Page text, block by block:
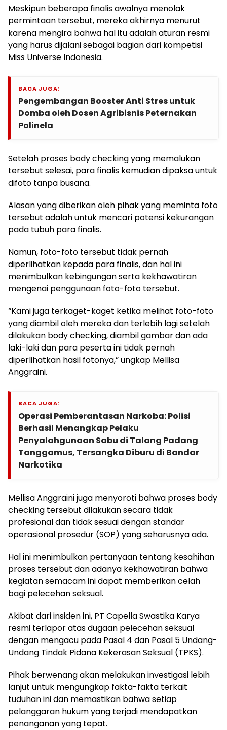
Meskipun beberapa finalis awalnya menolak
permintaan tersebut, mereka akhirnya menurut
karena mengira bahwa hal itu adalah aturan resmi
yang harus dijalani sebagai bagian dari kompetisi
Miss Universe Indonesia.
BACA JUGA:
Pengembangan Booster Anti Stres untuk
Domba oleh Dosen Agribisnis Peternakan
Polinela
Setelah proses body checking yang memalukan
tersebut selesai, para finalis kemudian dipaksa untuk
difoto tanpa busana.
Alasan yang diberikan oleh pihak yang meminta foto
tersebut adalah untuk mencari potensi kekurangan
pada tubuh para finalis.
Namun, foto-foto tersebut tidak pernah
diperlihatkan kepada para finalis, dan hal ini
menimbulkan kebingungan serta kekhawatiran
mengenai penggunaan foto-foto tersebut.
“Kami juga terkaget-kaget ketika melihat foto-foto
yang diambil oleh mereka dan terlebih lagi setelah
dilakukan body checking, diambil gambar dan ada
laki-laki dan para peserta ini tidak pernah
diperlihatkan hasil fotonya,” ungkap Mellisa
Anggraini.
BACA JUGA:
Operasi Pemberantasan Narkoba: Polisi
Berhasil Menangkap Pelaku
Penyalahgunaan Sabu di Talang Padang
Tanggamus, Tersangka Diburu di Bandar
Narkotika
Mellisa Anggraini juga menyoroti bahwa proses body
checking tersebut dilakukan secara tidak
profesional dan tidak sesuai dengan standar
operasional prosedur (SOP) yang seharusnya ada.
Hal ini menimbulkan pertanyaan tentang kesahihan
proses tersebut dan adanya kekhawatiran bahwa
kegiatan semacam ini dapat memberikan celah
bagi pelecehan seksual.
Akibat dari insiden ini, PT Capella Swastika Karya
resmi terlapor atas dugaan pelecehan seksual
dengan mengacu pada Pasal 4 dan Pasal 5 Undang-
Undang Tindak Pidana Kekerasan Seksual (TPKS).
Pihak berwenang akan melakukan investigasi lebih
lanjut untuk mengungkap fakta-fakta terkait
tuduhan ini dan memastikan bahwa setiap
pelanggaran hukum yang terjadi mendapatkan
penanganan yang tepat.